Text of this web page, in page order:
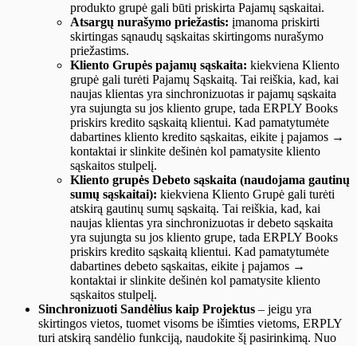
produkto grupė gali būti priskirta Pajamų sąskaitai.
Atsargų nurašymo priežastis: įmanoma priskirti
skirtingas sąnaudų sąskaitas skirtingoms nurašymo
priežastims.
Kliento Grupės pajamų sąskaita: kiekviena Kliento
grupė gali turėti Pajamų Sąskaitą. Tai reiškia, kad, kai
naujas klientas yra sinchronizuotas ir pajamų sąskaita
yra sujungta su jos kliento grupe, tada ERPLY Books
priskirs kredito sąskaitą klientui. Kad pamatytumėte
dabartines kliento kredito sąskaitas, eikite į pajamos →
kontaktai ir slinkite dešinėn kol pamatysite kliento
sąskaitos stulpelį.
Kliento grupės Debeto sąskaita (naudojama gautinų
sumų sąskaitai): kiekviena Kliento Grupė gali turėti
atskirą gautinų sumų sąskaitą. Tai reiškia, kad, kai
naujas klientas yra sinchronizuotas ir debeto sąskaita
yra sujungta su jos kliento grupe, tada ERPLY Books
priskirs kredito sąskaitą klientui. Kad pamatytumėte
dabartines debeto sąskaitas, eikite į pajamos →
kontaktai ir slinkite dešinėn kol pamatysite kliento
sąskaitos stulpelį.
Sinchronizuoti Sandėlius kaip Projektus – jeigu yra
skirtingos vietos, tuomet visoms be išimties vietoms, ERPLY
turi atskirą sandėlio funkciją, naudokite šį pasirinkimą. Nuo